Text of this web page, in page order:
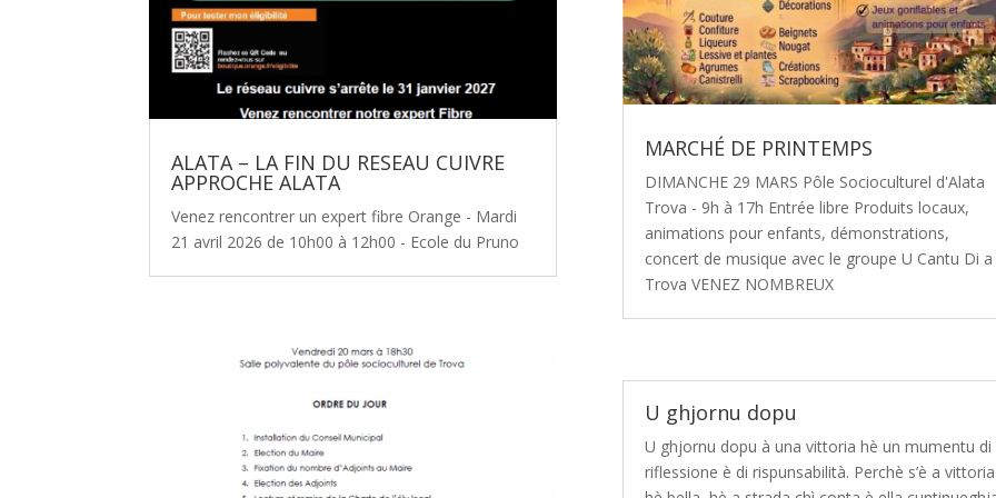
ALATA – LA FIN DU RESEAU CUIVRE
APPROCHE ALATA
Venez rencontrer un expert fibre Orange - Mardi
21 avril 2026 de 10h00 à 12h00 - Ecole du Pruno
MARCHÉ DE PRINTEMPS
DIMANCHE 29 MARS Pôle Socioculturel d'Alata
Trova - 9h à 17h Entrée libre Produits locaux,
animations pour enfants, démonstrations,
concert de musique avec le groupe U Cantu Di a
Trova VENEZ NOMBREUX
U ghjornu dopu
​U ghjornu dopu à una vittoria hè un mumentu di
riflessione è di rispunsabilità. Perchè s’è a vittoria